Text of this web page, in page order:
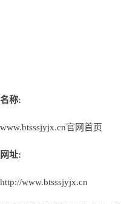
名称:
www.btsssjyjx.cn官网首页
网址:
http://www.btsssjyjx.cn